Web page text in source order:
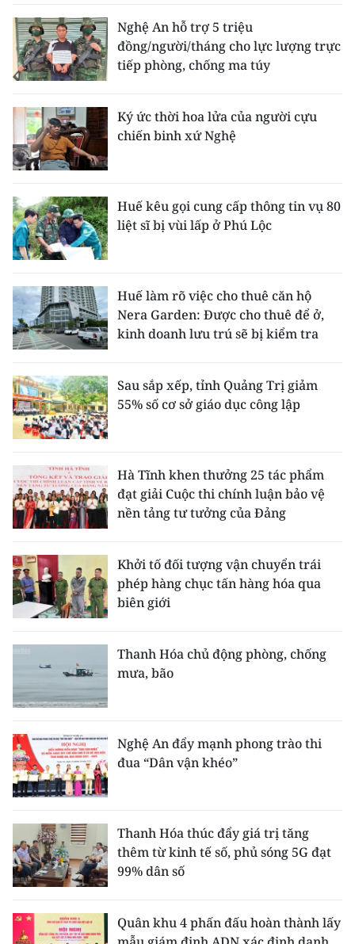
Nghệ An hỗ trợ 5 triệu
đồng/người/tháng cho lực lượng trực
tiếp phòng, chống ma túy
Ký ức thời hoa lửa của người cựu
chiến binh xứ Nghệ
Huế kêu gọi cung cấp thông tin vụ 80
liệt sĩ bị vùi lấp ở Phú Lộc
Huế làm rõ việc cho thuê căn hộ
Nera Garden: Được cho thuê để ở,
kinh doanh lưu trú sẽ bị kiểm tra
Sau sắp xếp, tỉnh Quảng Trị giảm
55% số cơ sở giáo dục công lập
Hà Tĩnh khen thưởng 25 tác phẩm
đạt giải Cuộc thi chính luận bảo vệ
nền tảng tư tưởng của Đảng
Khởi tố đối tượng vận chuyển trái
phép hàng chục tấn hàng hóa qua
biên giới
Thanh Hóa chủ động phòng, chống
mưa, bão
Nghệ An đẩy mạnh phong trào thi
đua “Dân vận khéo”
Thanh Hóa thúc đẩy giá trị tăng
thêm từ kinh tế số, phủ sóng 5G đạt
99% dân số
Quân khu 4 phấn đấu hoàn thành lấy